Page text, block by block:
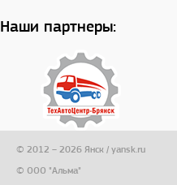
Наши партнеры:
© 2012 – 2026 Янск / yansk.ru
© ООО "Альма"